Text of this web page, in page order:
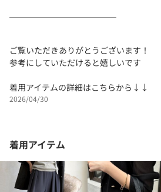
ご覧いただきありがとうございます！
参考にしていただけると嬉しいです
着用アイテムの詳細はこちらから↓↓
2026/04/30
着用アイテム